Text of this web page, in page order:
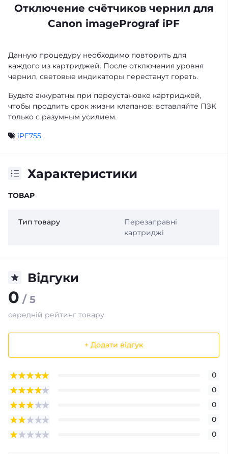
Отключение счётчиков чернил для
Canon imagePrograf iPF
Данную процедуру необходимо повторить для
каждого из картриджей. После отключения уровня
чернил, световые индикаторы перестанут гореть.
Будьте аккуратны при переустановке картриджей,
чтобы продлить срок жизни клапанов: вставляйте ПЗК
только с разумным усилием.
iPF755
Характеристики
ТОВАР
Тип товару
Перезаправні
картриджі
Відгуки
0 / 5
середній рейтинг товару
+ Додати відгук
0
0
0
0
0